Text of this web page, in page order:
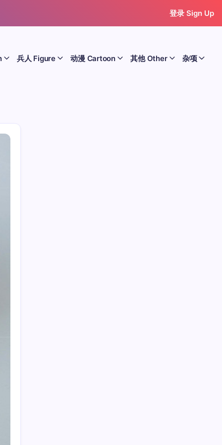
登录 Sign Up
兵人 Figure 动漫 Cartoon 其他 Other 杂项